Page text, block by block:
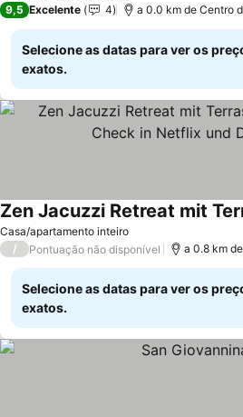
9,5 Excelente 4 a 0.0 km de Centro
Selecione as datas para ver os
exatos.
Casa/apartamento inteiro
/ Pontuação não disponível a 0.8 km
Selecione as datas para ver os
exatos.